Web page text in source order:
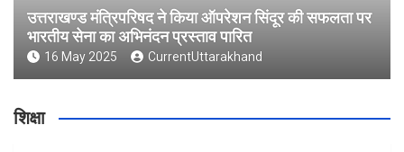
उत्तराखण्ड मंत्रिपरिषद ने किया ऑपरेशन सिंदूर की सफलता पर
भारतीय सेना का अभिनंदन प्रस्ताव पारित
16 May 2025 CurrentUttarakhand
शिक्षा